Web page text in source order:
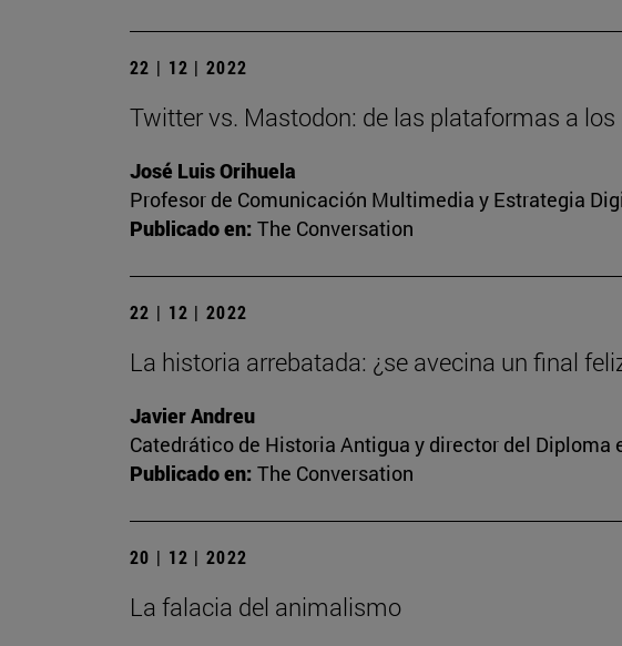
22 | 12 | 2022
Twitter vs. Mastodon: de las plataformas a
José Luis Orihuela
Profesor de Comunicación Multimedia y Estrategia
Publicado en: The Conversation
22 | 12 | 2022
La historia arrebatada: ¿se avecina un final
Javier Andreu
Catedrático de Historia Antigua y director del Diploma
Publicado en: The Conversation
20 | 12 | 2022
La falacia del animalismo